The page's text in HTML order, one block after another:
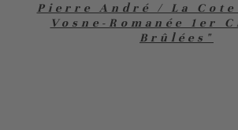
Pierre André / La
Vosne-Romanée 1er
Brûlées"